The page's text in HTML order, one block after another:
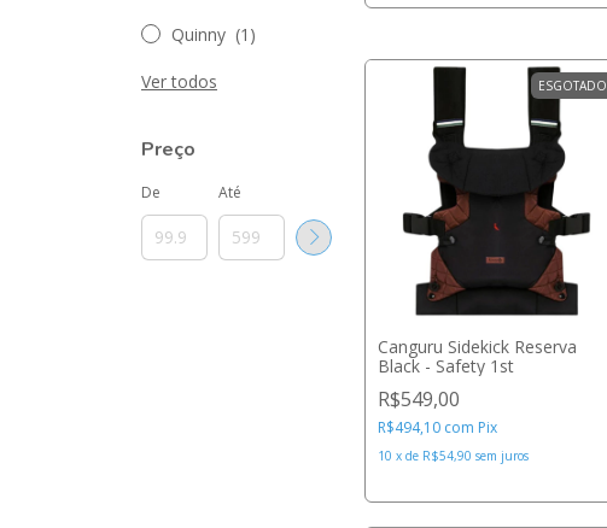
Quinny (1)
Ver todos
Preço
De Até
ESGOTADO
Canguru Sidekick Reserva
Black - Safety 1st
R$549,00
R$494,10 com Pix
10 x de R$54,90 sem juros